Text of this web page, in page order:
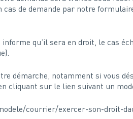
de demande par notre
qu’il sera en droit, le cas
démarche, notamment si vous
cliquant sur le lien suivant un
courrier/exercer-son-droit-